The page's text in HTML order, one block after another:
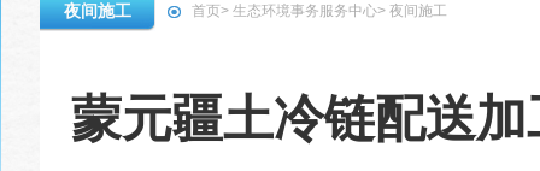
夜间施工 首页> 生态环境事务服务中心> 夜间施工
蒙元疆土冷链配送